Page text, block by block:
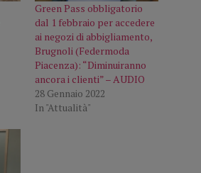
Green Pass obbligatorio
dal 1 febbraio per accedere
ai negozi di abbigliamento,
Brugnoli (Federmoda
Piacenza): “Diminuiranno
ancora i clienti” – AUDIO
28 Gennaio 2022
In "Attualità"